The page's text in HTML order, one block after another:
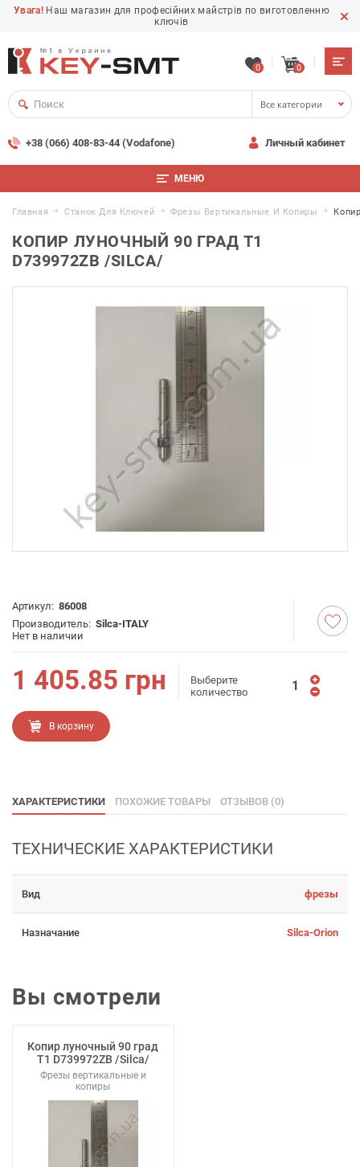
Увага! Наш магазин для професійних майстрів по виготовленню
ключів
0 0
Все категории
+38 (066) 408-83-44 (Vodafone) Личный кабинет
МЕНЮ
Главная Станок Для Ключей Фрезы Вертикальные И Копиры
КОПИР ЛУНОЧНЫЙ 90 ГРАД T1
D739972ZB /SILCA/
Артикул: 86008
Производитель: Silca-ITALY
Нет в наличии
1 405.85 грн
Выберите
количество
В корзину
ХАРАКТЕРИСТИКИ ПОХОЖИЕ ТОВАРЫ ОТЗЫВОВ (0)
ТЕХНИЧЕСКИЕ ХАРАКТЕРИСТИКИ
Вид фрезы
Назначание Silca-Orion
Вы смотрели
Копир луночный 90 град
T1 D739972ZB /Silca/
Фрезы вертикальные и
копиры